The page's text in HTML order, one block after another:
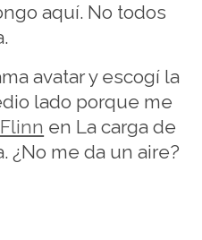
aquí. No todos
avatar y escogí la
lado porque me
en La carga de
¿No me da un aire?